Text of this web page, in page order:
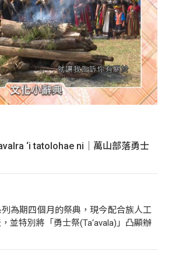
‘i tatolohae ni｜萬山部落勇士
為期四個月的祭典，現今配合族人工
並特別將「勇士祭(Ta‘avala)」凸顯辦